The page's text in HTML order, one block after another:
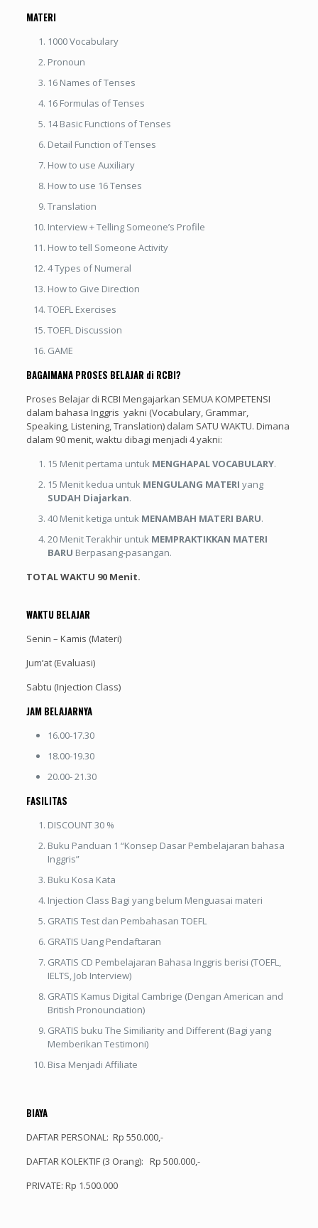
MATERI
1000 Vocabulary
Pronoun
16 Names of Tenses
16 Formulas of Tenses
14 Basic Functions of Tenses
Detail Function of Tenses
How to use Auxiliary
How to use 16 Tenses
Translation
Interview + Telling Someone’s Profile
How to tell Someone Activity
4 Types of Numeral
How to Give Direction
TOEFL Exercises
TOEFL Discussion
GAME
BAGAIMANA PROSES BELAJAR di RCBI?
Proses Belajar di RCBI Mengajarkan SEMUA KOMPETENSI
dalam bahasa Inggris yakni (Vocabulary, Grammar,
Speaking, Listening, Translation) dalam SATU WAKTU. Dimana
dalam 90 menit, waktu dibagi menjadi 4 yakni:
15 Menit pertama untuk MENGHAPAL VOCABULARY.
15 Menit kedua untuk MENGULANG MATERI yang
SUDAH Diajarkan.
40 Menit ketiga untuk MENAMBAH MATERI BARU.
20 Menit Terakhir untuk MEMPRAKTIKKAN MATERI
BARU Berpasang-pasangan.
TOTAL WAKTU 90 Menit.
WAKTU BELAJAR
Senin – Kamis (Materi)
Jum’at (Evaluasi)
Sabtu (Injection Class)
JAM BELAJARNYA
16.00-17.30
18.00-19.30
20.00- 21.30
FASILITAS
DISCOUNT 30 %
Buku Panduan 1 “Konsep Dasar Pembelajaran bahasa
Inggris”
Buku Kosa Kata
Injection Class Bagi yang belum Menguasai materi
GRATIS Test dan Pembahasan TOEFL
GRATIS Uang Pendaftaran
GRATIS CD Pembelajaran Bahasa Inggris berisi (TOEFL,
IELTS, Job Interview)
GRATIS Kamus Digital Cambrige (Dengan American and
British Pronounciation)
GRATIS buku The Similiarity and Different (Bagi yang
Memberikan Testimoni)
Bisa Menjadi Affiliate
BIAYA
DAFTAR PERSONAL: Rp 550.000,-
DAFTAR KOLEKTIF (3 Orang): Rp 500.000,-
PRIVATE: Rp 1.500.000